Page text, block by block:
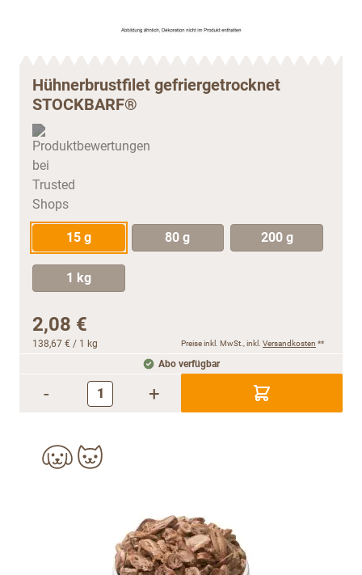
Hühnerbrustfilet gefriergetrocknet
STOCKBARF®
15 g 80 g 200 g
1 kg
2,08 €
138,67 € / 1 kg Preise inkl. MwSt., inkl. Versandkosten **
Abo verfügbar
- +